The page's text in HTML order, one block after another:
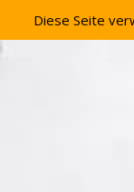
Diese Seite